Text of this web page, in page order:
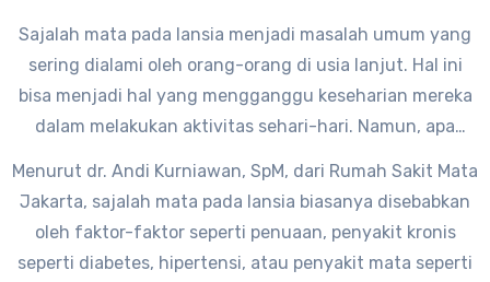
Sajalah mata pada lansia menjadi masalah umum yang
sering dialami oleh orang-orang di usia lanjut. Hal ini
bisa menjadi hal yang mengganggu keseharian mereka
dalam melakukan aktivitas sehari-hari. Namun, apa
Menurut dr. Andi Kurniawan, SpM, dari Rumah Sakit Mata
Jakarta, sajalah mata pada lansia biasanya disebabkan
oleh faktor-faktor seperti penuaan, penyakit kronis
seperti diabetes, hipertensi, atau penyakit mata seperti